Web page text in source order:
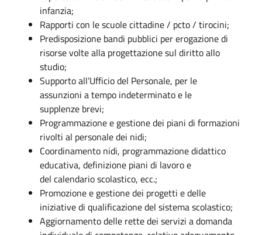
infanzia;
Rapporti con le scuole cittadine / pcto / tirocini;
Predisposizione bandi pubblici per erogazione di
risorse volte alla progettazione sul diritto allo
studio;
Supporto all’Ufficio del Personale, per le
assunzioni a tempo indeterminato e le
supplenze brevi;
Programmazione e gestione dei piani di formazioni
rivolti al personale dei nidi;
Coordinamento nidi, programmazione didattico
educativa, definizione piani di lavoro e
del calendario scolastico, ecc.;
Promozione e gestione dei progetti e delle
iniziative di qualificazione del sistema scolastico;
Aggiornamento delle rette dei servizi a domanda